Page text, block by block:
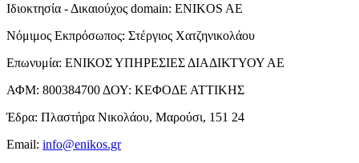
Ιδιοκτησία - Δικαιούχος domain: ENIKOS AE
Νόμιμος Εκπρόσωπος: Στέργιος Χατζηνικολάου
Επωνυμία: ΕΝΙΚΟΣ ΥΠΗΡΕΣΙΕΣ ΔΙΑΔΙΚΤΥΟΥ ΑΕ
ΑΦΜ: 800384700 ΔΟΥ: ΚΕΦΟΔΕ ΑΤΤΙΚΗΣ
Έδρα: Πλαστήρα Νικολάου, Μαρούσι, 151 24
Email: info@enikos.gr